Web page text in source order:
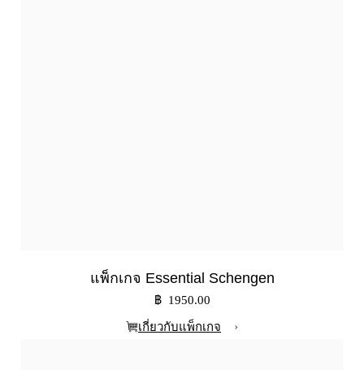
แพ็กเกจ Essential Schengen
฿ 1950.00
เกี่ยวกับแพ็กเกจ ›